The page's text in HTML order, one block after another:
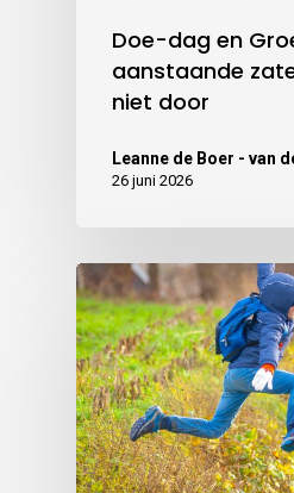
Doe-dag en
aanstaande
niet door
Leanne de Boer - van
26 juni 2026